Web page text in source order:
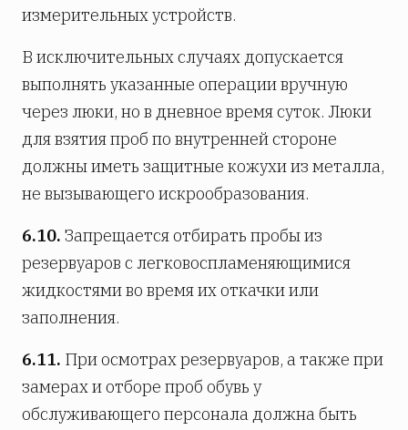
измерительных устройств.
В исключительных случаях допускается
выполнять указанные операции вручную
через люки, но в дневное время суток. Люки
для взятия проб по внутренней стороне
должны иметь защитные кожухи из металла,
не вызывающего искрообразования.
6.10. Запрещается отбирать пробы из
резервуаров с легковоспламеняющимися
жидкостями во время их откачки или
заполнения.
6.11. При осмотрах резервуаров, а также при
замерах и отборе проб обувь у
обслуживающего персонала должна быть